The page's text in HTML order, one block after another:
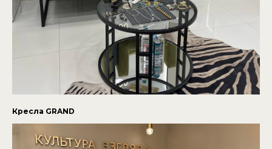
Кресла GRAND